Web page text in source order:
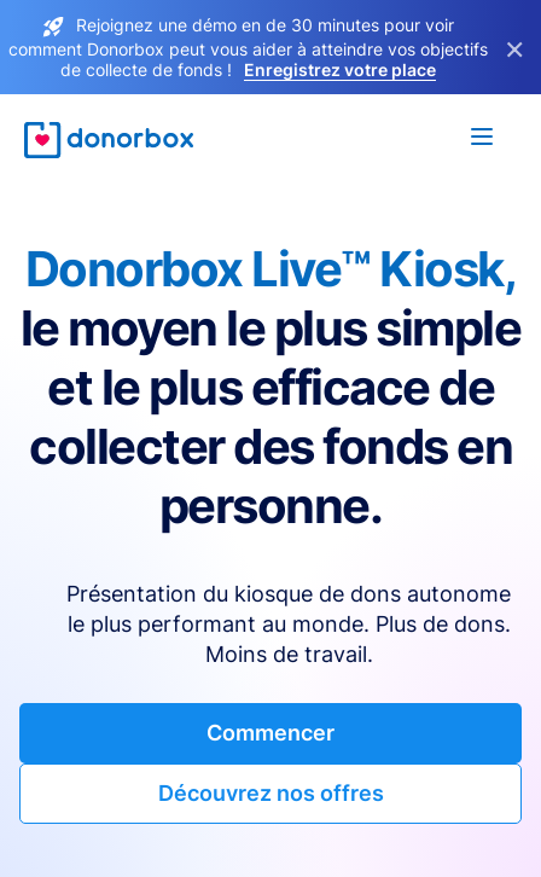
Rejoignez une démo en de 30 minutes pour voir
comment Donorbox peut vous aider à atteindre vos objectifs
de collecte de fonds !
Enregistrez votre place
×
Donorbox Live™ Kiosk,
le moyen le plus simple
et le plus efficace de
collecter des fonds en
personne.
Présentation du kiosque de dons autonome
le plus performant au monde. Plus de dons.
Moins de travail.
Commencer
Découvrez nos offres